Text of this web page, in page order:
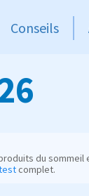
Conseils
du
complet.